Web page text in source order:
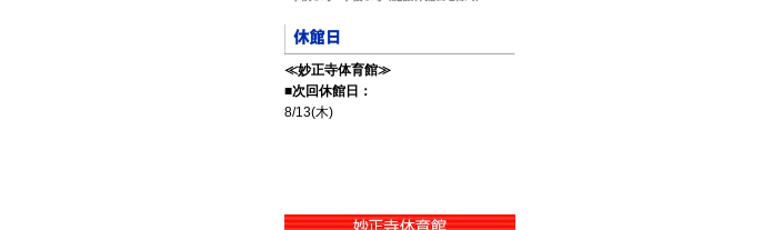
≪妙正寺体育館≫
■次回休館日：
8/13(木)